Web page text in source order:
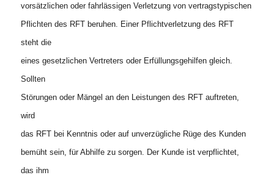
vorsätzlichen oder fahrlässigen Verletzung von vertragstypischen
Pflichten des RFT beruhen. Einer Pflichtverletzung des RFT
steht die
eines gesetzlichen Vertreters oder Erfüllungsgehilfen gleich.
Sollten
Störungen oder Mängel an den Leistungen des RFT auftreten,
wird
das RFT bei Kenntnis oder auf unverzügliche Rüge des Kunden
bemüht sein, für Abhilfe zu sorgen. Der Kunde ist verpflichtet,
das ihm